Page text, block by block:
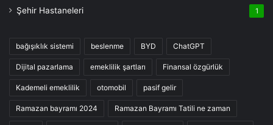
Şehir Hastaneleri 1
bağışıklık sistemi beslenme BYD ChatGPT
Dijital pazarlama emeklilik şartları Finansal özgürlük
Kademeli emeklilik otomobil pasif gelir
Ramazan bayramı 2024 Ramazan Bayramı Tatili ne zaman